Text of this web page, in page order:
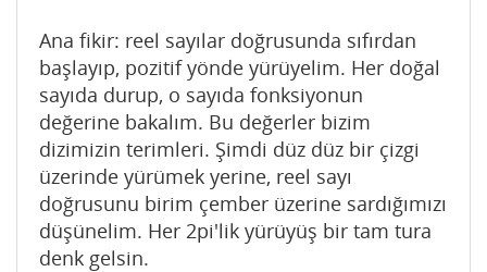
Ana fikir: reel sayılar doğrusunda sıfırdan
başlayıp, pozitif yönde yürüyelim. Her doğal
sayıda durup, o sayıda fonksiyonun
değerine bakalım. Bu değerler bizim
dizimizin terimleri. Şimdi düz düz bir çizgi
üzerinde yürümek yerine, reel sayı
doğrusunu birim çember üzerine sardığımızı
düşünelim. Her 2pi'lik yürüyüş bir tam tura
denk gelsin.